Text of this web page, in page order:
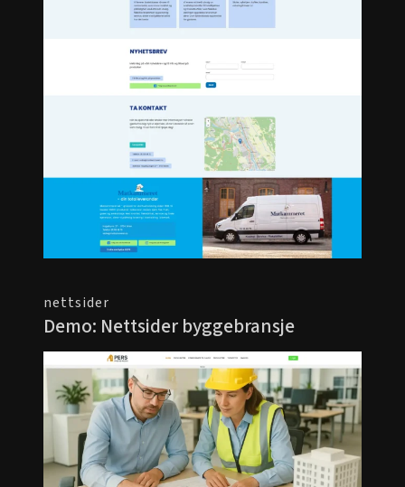
nettsider
Demo: Nettsider byggebransje